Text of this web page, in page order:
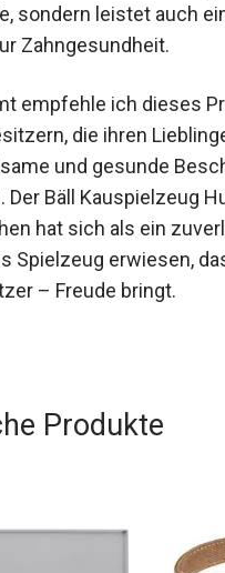
sondern leistet auch
Zahngesundheit.
empfehle ich dieses
die ihren
und gesunde
Der Bäll Kauspielzeug
hat sich als ein
Spielzeug erwiesen,
– Freude bringt.
Produkte